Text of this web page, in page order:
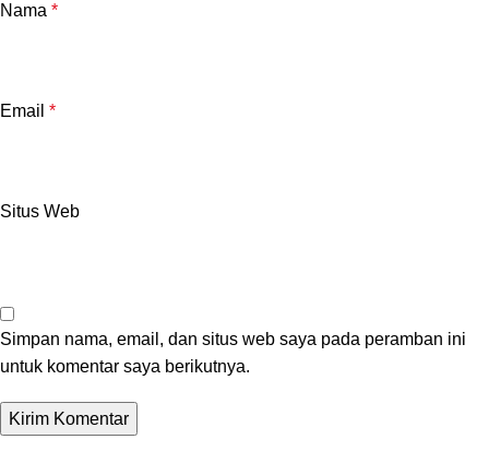
Nama *
Email *
Situs Web
Simpan nama, email, dan situs web saya pada peramban ini
untuk komentar saya berikutnya.